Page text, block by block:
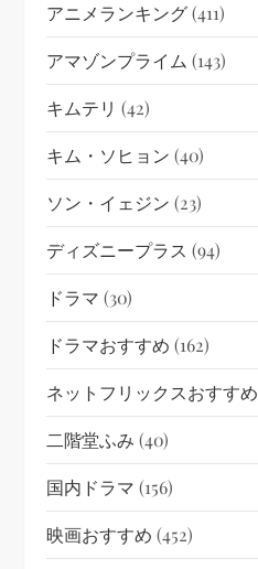
アニメランキング(411)
アマゾンプライム (143)
キムテリ (42)
キム・ソヒョン (40)
ソン・イェジン (23)
ディズニープラス (94)
ドラマ (30)
ドラマおすすめ (162)
ネットフリックスおすすめ
二階堂ふみ (40)
国内ドラマ (156)
映画おすすめ (452)